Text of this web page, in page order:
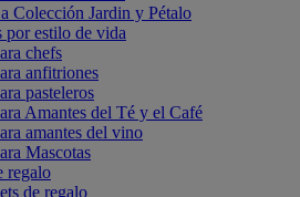
Colección Jardin y Pétalo
por estilo de vida
chefs
anfitriones
pasteleros
Amantes del Té y el Café
amantes del vino
Mascotas
regalo
de regalo